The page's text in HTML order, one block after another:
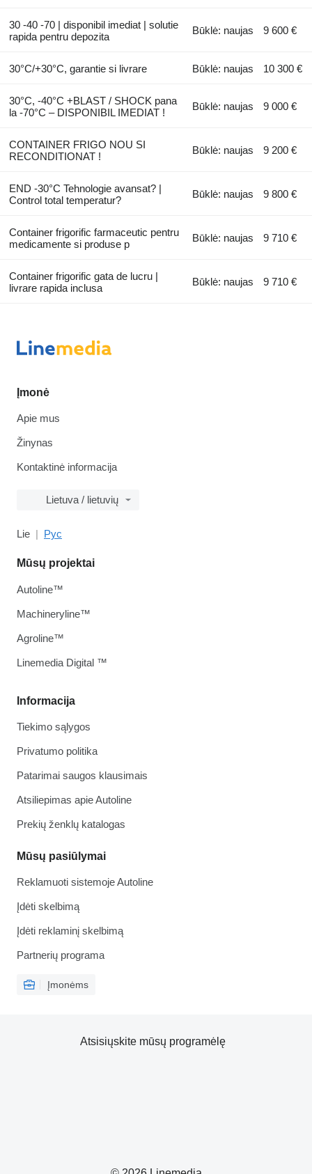
30 -40 -70 | disponibil imediat | solutie
rapida pentru depozita
Būklė: naujas 9 600 €
30°C/+30°C, garantie si livrare Būklė: naujas 10 300 €
30°C, -40°C +BLAST / SHOCK pana
la -70°C – DISPONIBIL IMEDIAT !
Būklė: naujas 9 000 €
CONTAINER FRIGO NOU SI
RECONDITIONAT !
Būklė: naujas 9 200 €
END -30°C Tehnologie avansat? |
Control total temperatur?
Būklė: naujas 9 800 €
Container frigorific farmaceutic pentru
medicamente si produse p
Būklė: naujas 9 710 €
Container frigorific gata de lucru |
livrare rapida inclusa
Būklė: naujas 9 710 €
Įmonė
Apie mus
Žinynas
Kontaktinė informacija
Lietuva / lietuvių
Lie Рус
Informacija
Tiekimo sąlygos
Privatumo politika
Patarimai saugos klausimais
Atsiliepimas apie Autoline
Prekių ženklų katalogas
Mūsų pasiūlymai
Reklamuoti sistemoje Autoline
Įdėti skelbimą
Įdėti reklaminį skelbimą
Partnerių programa
Įmonėms
Mūsų projektai
Autoline™
Machineryline™
Agroline™
Linemedia Digital ™
Atsisiųskite mūsų programėlę